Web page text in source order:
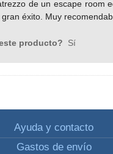
de un escape room
éxito. Muy
producto? Sí
Ayuda y contacto
Gastos de envío